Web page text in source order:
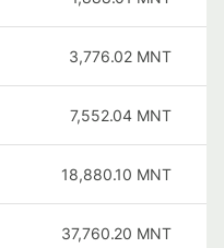
3,776.02 MNT
7,552.04 MNT
18,880.10 MNT
37,760.20 MNT